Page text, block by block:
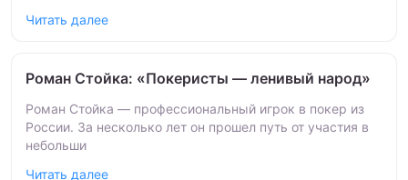
Читать далее
Роман Стойка: «Покеристы — ленивый народ»
Роман Стойка — профессиональный игрок в покер из
России. За несколько лет он прошел путь от участия в
небольши
Читать далее